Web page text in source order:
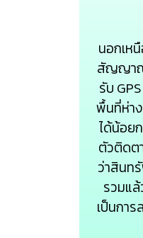
นอกเห
สัญญาณ
รับ
พื้นที่ห่า
ได้น้อย
ตัวติดต
ว่าสินท
รวมแ
เป็นกา